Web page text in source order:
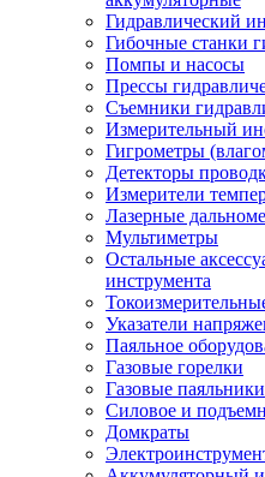
Гидравлический
Гибочные станки
Помпы и насосы
Прессы
Съемники
Измерительный
Гигрометры
Детекторы
Измерители
Лазерные
Мультиметры
Остальные
инструмента
Указатели
Паяльное
Газовые горелки
Газовые паяльники
Силовое и
Домкраты